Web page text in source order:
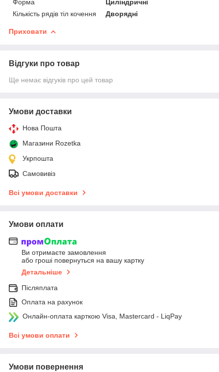
Форма
Циліндричні
Кількість рядів тіл кочення
Дворядні
Приховати
Відгуки про товар
Ще немає відгуків про цей товар
Умови доставки
Нова Пошта
Магазини Rozetka
Укрпошта
Самовивіз
Всі умови доставки
Умови оплати
Ви отримаєте замовлення
або гроші повернуться на вашу картку
Детальніше
Післяплата
Оплата на рахунок
Онлайн-оплата карткою Visa, Mastercard - LiqPay
Всі умови оплати
Умови повернення